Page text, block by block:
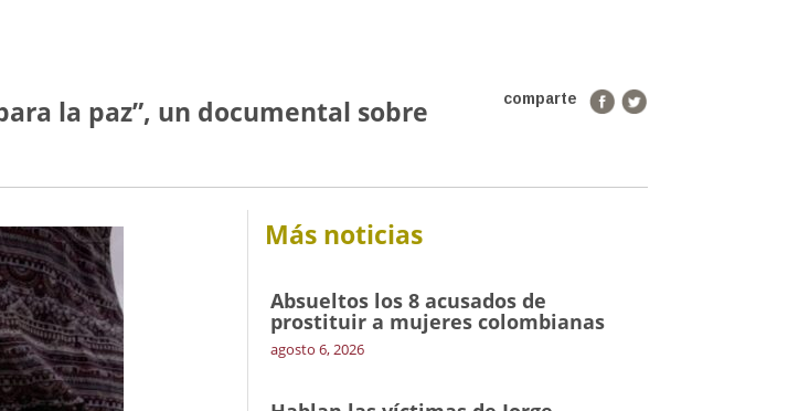
comparte
la paz”, un documental sobre
Más noticias
Absueltos los 8 acusados de
prostituir a mujeres colombianas
agosto 6, 2026